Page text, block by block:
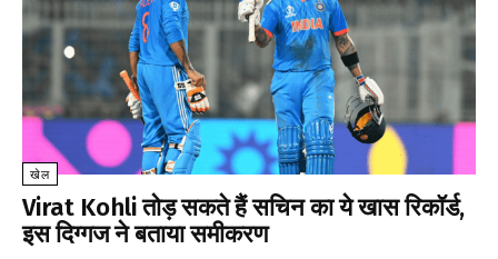
खेल
Virat Kohli तोड़ सकते हैं सचिन का ये खास रिकॉर्ड,
इस दिग्गज ने बताया समीकरण